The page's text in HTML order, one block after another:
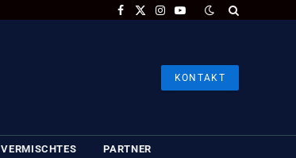
Facebook
X
Instagram
YouTube
KONTAKT
VERMISCHTES PARTNER